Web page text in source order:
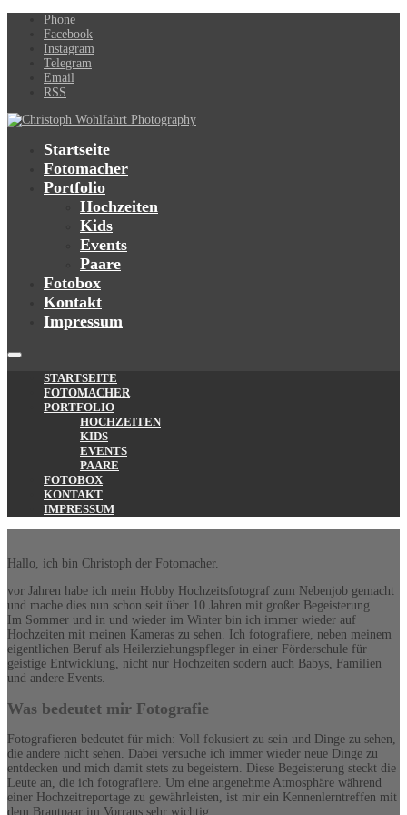
Phone
Facebook
Instagram
Telegram
Email
RSS
Startseite
Fotomacher
Portfolio
Hochzeiten
Kids
Events
Paare
Fotobox
Kontakt
Impressum
STARTSEITE
FOTOMACHER
PORTFOLIO
HOCHZEITEN
KIDS
EVENTS
PAARE
FOTOBOX
KONTAKT
IMPRESSUM
Hallo, ich bin Christoph der Fotomacher.
vor Jahren habe ich mein Hobby Hochzeitsfotograf zum Nebenjob gemacht
und mache dies nun schon seit über 10 Jahren mit großer Begeisterung.
Im Sommer und in und wieder im Winter bin ich immer wieder auf
Hochzeiten mit meinen Kameras zu sehen. Ich fotografiere, neben meinem
eigentlichen Beruf als Heilerziehungspfleger in einer Förderschule für
geistige Entwicklung, nicht nur Hochzeiten sodern auch Babys, Familien
und andere Events.
Was bedeutet mir Fotografie
Fotografieren bedeutet für mich: Voll fokusiert zu sein und Dinge zu sehen,
die andere nicht sehen. Dabei versuche ich immer wieder neue Dinge zu
entdecken und mich damit stets zu begeistern. Diese Begeisterung steckt die
Leute an, die ich fotografiere. Um eine angenehme Atmosphäre während
einer Hochzeitreportage zu gewährleisten, ist mir ein Kennenlerntreffen mit
dem Brautpaar im Vorraus sehr wichtig.